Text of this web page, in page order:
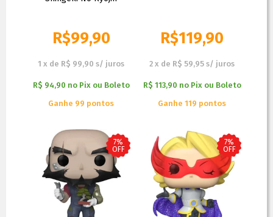
R$99,90
1 x de R$ 99,90 s/ juros
R$ 94,90 no Pix ou Boleto
Ganhe 99 pontos
R$119,90
2 x de R$ 59,95 s/ juros
R$ 113,90 no Pix ou Boleto
Ganhe 119 pontos
7%
OFF
7%
OFF